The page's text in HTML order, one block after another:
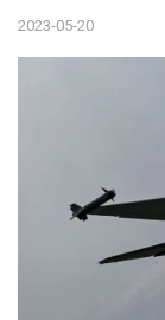
2023-05-20